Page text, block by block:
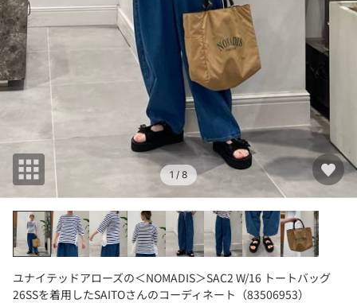
1 / 8
ユナイテッドアローズの＜NOMADIS＞SAC2 W/16 トートバッグ
26SSを着用したSAITOさんのコーディネート（83506953）